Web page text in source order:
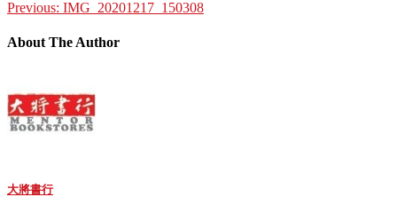
Previous: IMG_20201217_150308
About The Author
大將書行